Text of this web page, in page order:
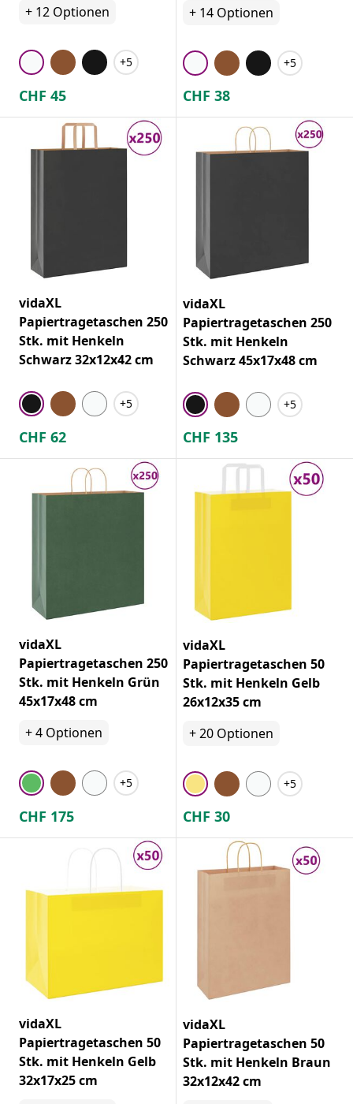
+ 12 Optionen
+5
CHF 45
+ 14 Optionen
+5
CHF 38
vidaXL
Papiertragetaschen 250
Stk. mit Henkeln
Schwarz 32x12x42 cm
+5
CHF 62
vidaXL
Papiertragetaschen 250
Stk. mit Henkeln
Schwarz 45x17x48 cm
+5
CHF 135
vidaXL
Papiertragetaschen 250
Stk. mit Henkeln Grün
45x17x48 cm
+4 Optionen
+5
CHF 175
vidaXL
Papiertragetaschen 50
Stk. mit Henkeln Gelb
26x12x35 cm
+20 Optionen
+5
CHF 30
vidaXL
Papiertragetaschen 50
Stk. mit Henkeln Gelb
32x17x25 cm
vidaXL
Papiertragetaschen 50
Stk. mit Henkeln Braun
32x12x42 cm